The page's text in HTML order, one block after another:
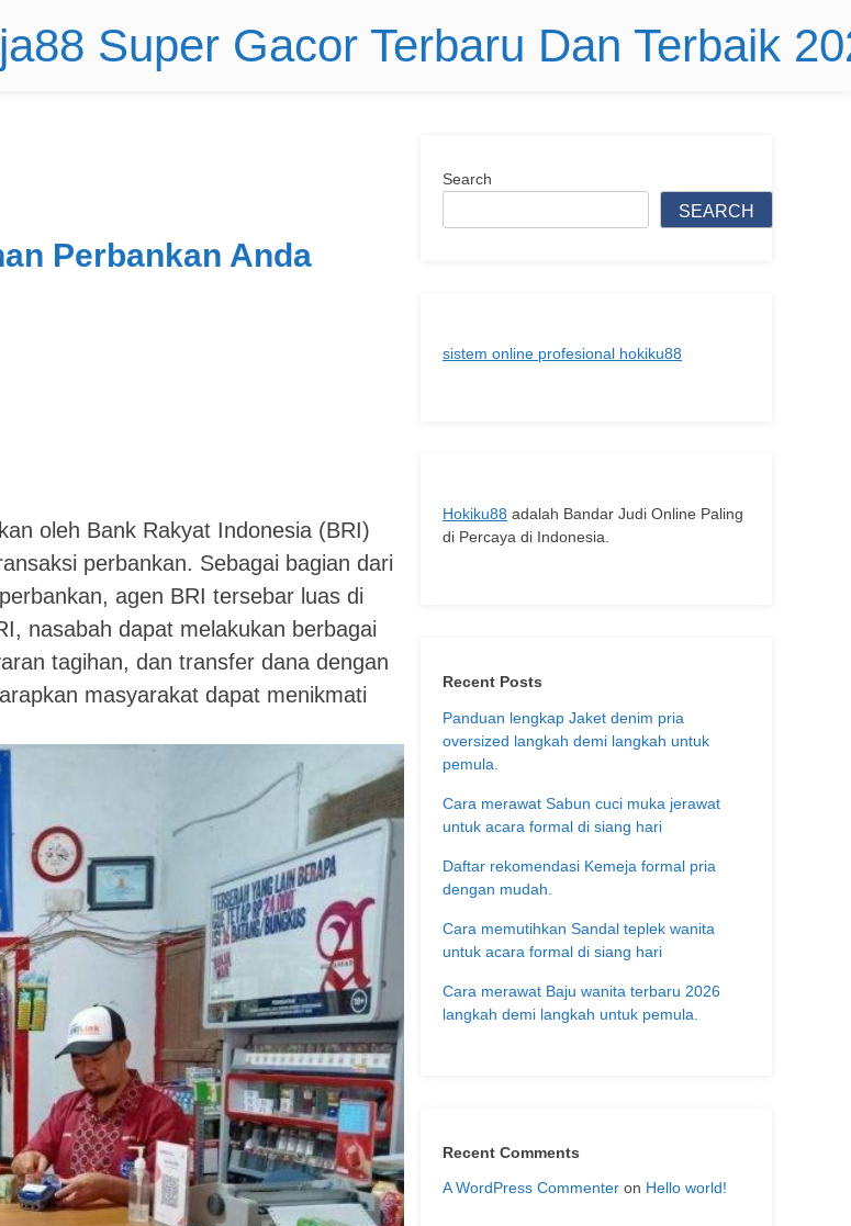
Super Gacor Terbaru Dan Terbaik
Perbankan Anda
oleh Bank Rakyat Indonesia (BRI)
perbankan. Sebagai bagian dari
agen BRI tersebar luas di
nasabah dapat melakukan berbagai
tagihan, dan transfer dana dengan
masyarakat dapat menikmati
Search
SEARCH
sistem online profesional hokiku88
Hokiku88 adalah Bandar Judi Online Paling
di Percaya di Indonesia.
Recent Posts
Panduan lengkap Jaket denim pria
oversized langkah demi langkah untuk
pemula.
Cara merawat Sabun cuci muka jerawat
untuk acara formal di siang hari
Daftar rekomendasi Kemeja formal pria
dengan mudah.
Cara memutihkan Sandal teplek wanita
untuk acara formal di siang hari
Cara merawat Baju wanita terbaru 2026
langkah demi langkah untuk pemula.
Recent Comments
A WordPress Commenter on Hello world!